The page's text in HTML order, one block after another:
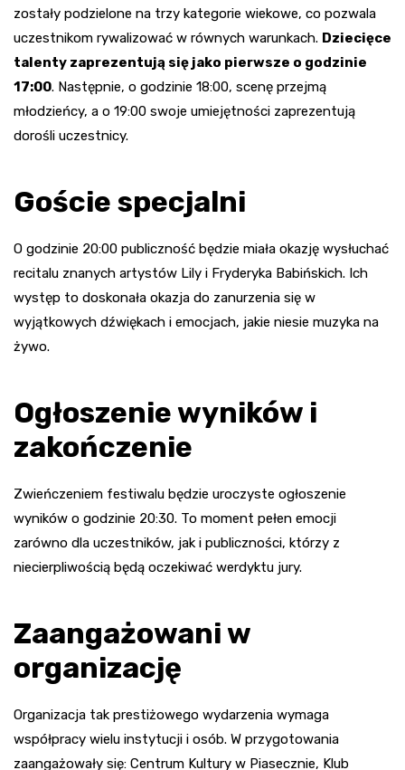
zostały podzielone na trzy kategorie wiekowe, co pozwala
uczestnikom rywalizować w równych warunkach. Dziecięce
talenty zaprezentują się jako pierwsze o godzinie
17:00. Następnie, o godzinie 18:00, scenę przejmą
młodzieńcy, a o 19:00 swoje umiejętności zaprezentują
dorośli uczestnicy.
Goście specjalni
O godzinie 20:00 publiczność będzie miała okazję wysłuchać
recitalu znanych artystów Lily i Fryderyka Babińskich. Ich
występ to doskonała okazja do zanurzenia się w
wyjątkowych dźwiękach i emocjach, jakie niesie muzyka na
żywo.
Ogłoszenie wyników i
zakończenie
Zwieńczeniem festiwalu będzie uroczyste ogłoszenie
wyników o godzinie 20:30. To moment pełen emocji
zarówno dla uczestników, jak i publiczności, którzy z
niecierpliwością będą oczekiwać werdyktu jury.
Zaangażowani w
organizację
Organizacja tak prestiżowego wydarzenia wymaga
współpracy wielu instytucji i osób. W przygotowania
zaangażowały się: Centrum Kultury w Piasecznie, Klub